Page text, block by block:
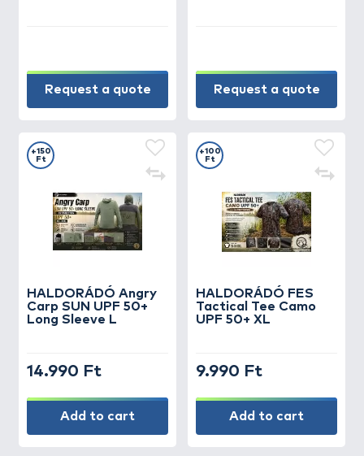
Request a quote Request a quote
HALDORÁDÓ Angry
Carp SUN UPF 50+
Long Sleeve L
+150
Ft
14.990 Ft
Add to cart
HALDORÁDÓ FES
Tactical Tee Camo
UPF 50+ XL
+100
Ft
9.990 Ft
Add to cart